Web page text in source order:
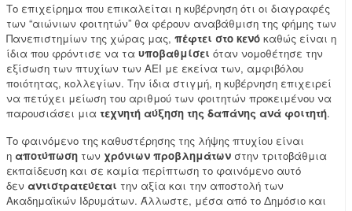
Το επιχείρημα που επικαλείται η κυβέρνηση ότι οι διαγραφές
των “αιώνιων φοιτητών” θα φέρουν αναβάθμιση της φήμης των
Πανεπιστημίων της χώρας μας, πέφτει στο κενό καθώς είναι η
ίδια που φρόντισε να τα υποβαθμίσει όταν νομοθέτησε την
εξίσωση των πτυχίων των ΑΕΙ με εκείνα των, αμφιβόλου
ποιότητας, κολλεγίων. Την ίδια στιγμή, η κυβέρνηση επιχειρεί
να πετύχει μείωση του αριθμού των φοιτητών προκειμένου να
παρουσιάσει μια τεχνητή αύξηση της δαπάνης ανά φοιτητή.
Το φαινόμενο της καθυστέρησης της λήψης πτυχίου είναι
η αποτύπωση των χρόνιων προβλημάτων στην τριτοβάθμια
εκπαίδευση και σε καμία περίπτωση το φαινόμενο αυτό
δεν αντιστρατεύεται την αξία και την αποστολή των
Ακαδημαϊκών Ιδρυμάτων. Άλλωστε, μέσα από το Δημόσιο και